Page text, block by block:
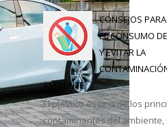
CONSEJOS
EL CONSUMO
Y EVITAR LA
AMBIENTE
El plástico es uno de los
contaminantes del ambiente,